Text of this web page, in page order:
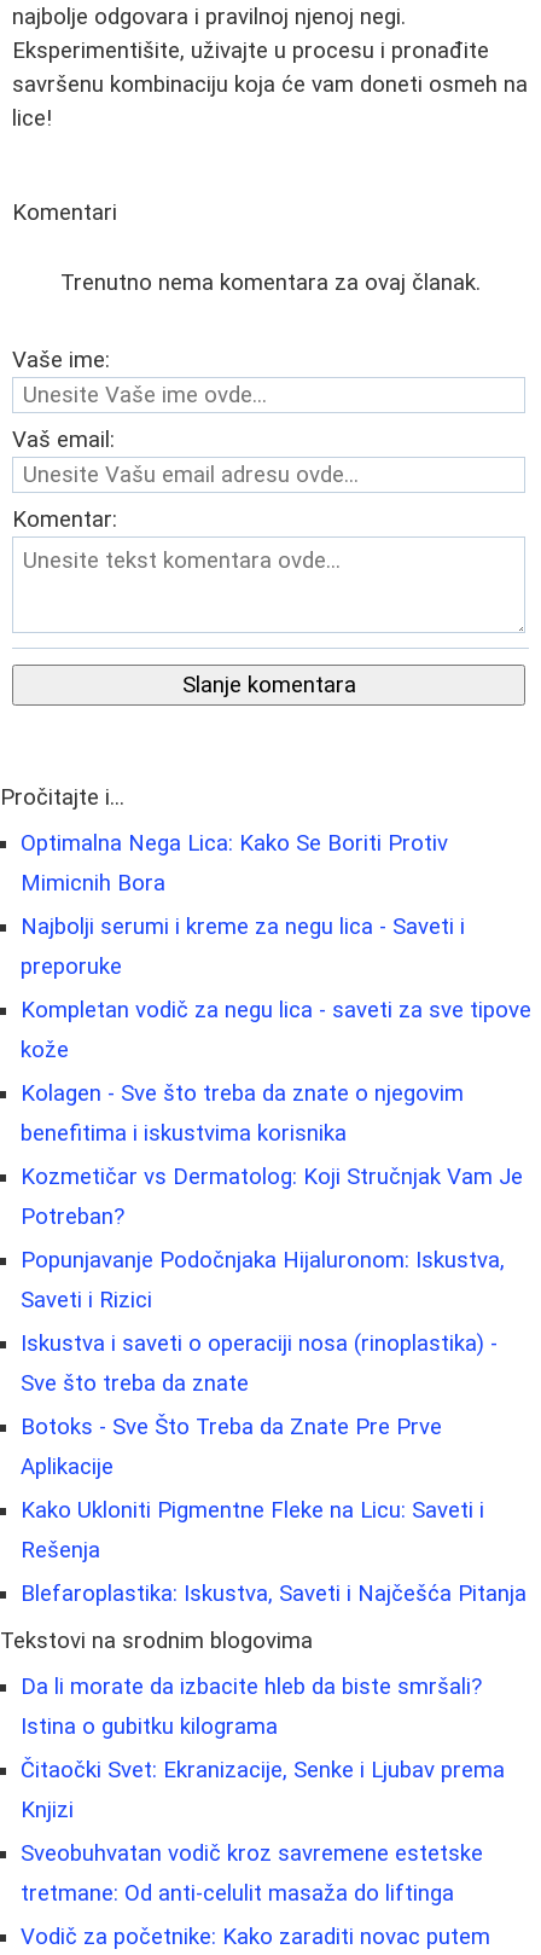
najbolje odgovara i pravilnoj njenoj negi.
Eksperimentišite, uživajte u procesu i pronađite
savršenu kombinaciju koja će vam doneti osmeh na
lice!
Komentari
Trenutno nema komentara za ovaj članak.
Vaše ime:
Vaš email:
Komentar:
Slanje komentara
Pročitajte i...
Optimalna Nega Lica: Kako Se Boriti Protiv
Mimicnih Bora
Najbolji serumi i kreme za negu lica - Saveti i
preporuke
Kompletan vodič za negu lica - saveti za sve tipove
kože
Kolagen - Sve što treba da znate o njegovim
benefitima i iskustvima korisnika
Kozmetičar vs Dermatolog: Koji Stručnjak Vam Je
Potreban?
Popunjavanje Podočnjaka Hijaluronom: Iskustva,
Saveti i Rizici
Iskustva i saveti o operaciji nosa (rinoplastika) -
Sve što treba da znate
Botoks - Sve Što Treba da Znate Pre Prve
Aplikacije
Kako Ukloniti Pigmentne Fleke na Licu: Saveti i
Rešenja
Blefaroplastika: Iskustva, Saveti i Najčešća Pitanja
Tekstovi na srodnim blogovima
Da li morate da izbacite hleb da biste smršali?
Istina o gubitku kilograma
Čitaočki Svet: Ekranizacije, Senke i Ljubav prema
Knjizi
Sveobuhvatan vodič kroz savremene estetske
tretmane: Od anti-celulit masaža do liftinga
Vodič za početnike: Kako zaraditi novac putem